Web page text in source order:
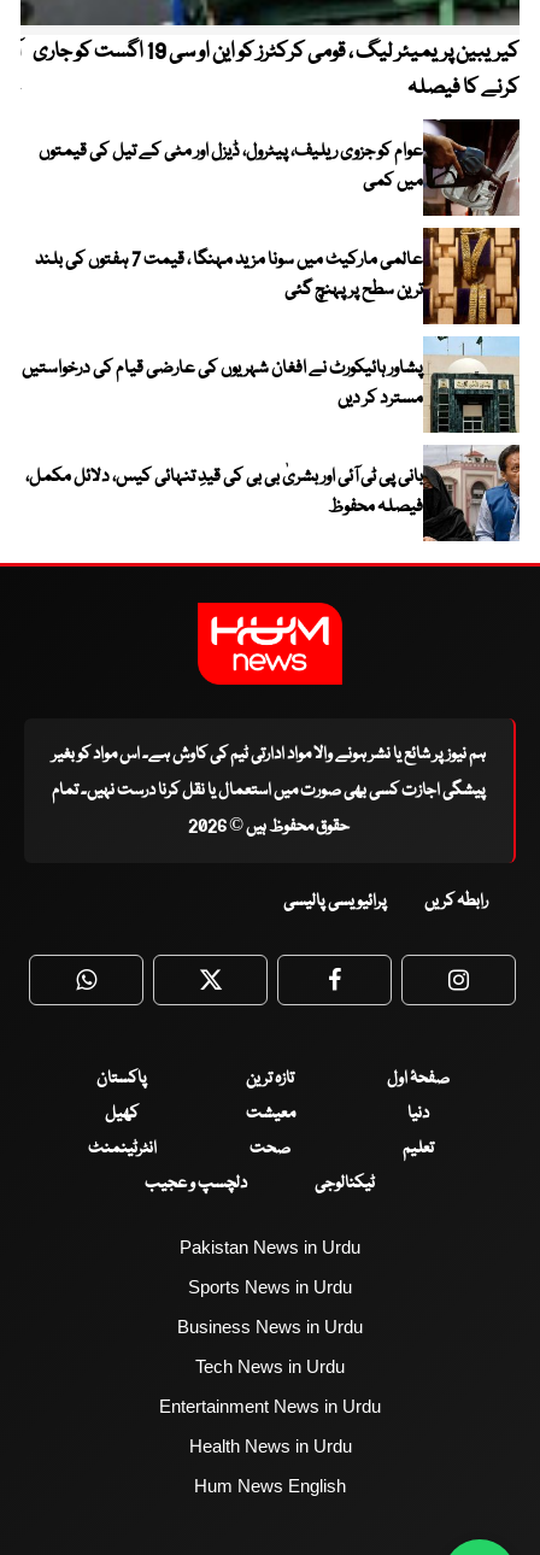
کیریبین پریمیئر لیگ ، قومی کرکٹرز کو این او سی 19 اگست کو جاری
کرنے کا فیصلہ
عوام کو جزوی ریلیف، پیٹرول، ڈیزل اور مٹی کے تیل کی قیمتوں
میں کمی
عالمی مارکیٹ میں سونا مزید مہنگا ، قیمت 7 ہفتوں کی بلند
ترین سطح پر پہنچ گئی
پشاور ہائیکورٹ نے افغان شہریوں کی عارضی قیام کی درخواستیں
مسترد کر دیں
بانی پی ٹی آئی اور بشریٰ بی بی کی قیدِ تنہائی کیس، دلائل مکمل،
فیصلہ محفوظ
ہم نیوز پر شائع یا نشر ہونے والا مواد ادارتی ٹیم کی کاوش ہے۔ اس مواد کو بغیر
پیشگی اجازت کسی بھی صورت میں استعمال یا نقل کرنا درست نہیں۔ تمام
حقوق محفوظ ہیں © 2026
رابطہ کریں پرائیویسی پالیسی
WhatsApp Twitter Facebook
صفحۂ اول تازہ ترین
پاکستان
دنیا
معیشت
کھیل
تعلیم
صحت
انٹرٹینمنٹ
ٹیکنالوجی
دلچسپ و عجیب
Pakistan News in Urdu
Sports News in Urdu
Business News in Urdu
Tech News in Urdu
Entertainment News in Urdu
Health News in Urdu
Hum News English